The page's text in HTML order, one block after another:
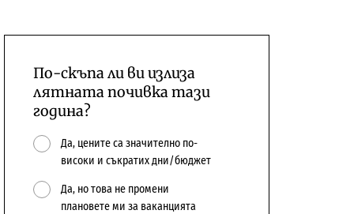
По-скъпа ли ви излиза
лятната почивка тази
година?
Да, цените са значително по-
високи и съкратих дни/бюджет
Да, но това не промени
плановете ми за ваканцията